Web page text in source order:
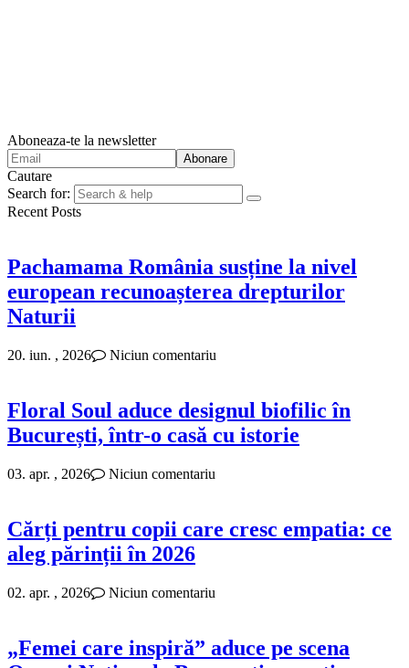
Aboneaza-te la newsletter
Cautare
Search for:
Recent Posts
Pachamama România susține la nivel
european recunoașterea drepturilor
Naturii
20. iun. , 2026 Niciun comentariu
Floral Soul aduce designul biofilic în
București, într-o casă cu istorie
03. apr. , 2026 Niciun comentariu
Cărți pentru copii care cresc empatia: ce
aleg părinții în 2026
02. apr. , 2026 Niciun comentariu
„Femei care inspiră” aduce pe scena